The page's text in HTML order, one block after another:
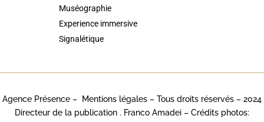
Muséographie
Experience immersive
Signalétique
Agence Présence – Mentions légales – Tous droits réservés – 2024
Directeur de la publication . Franco Amadei – Crédits photos: